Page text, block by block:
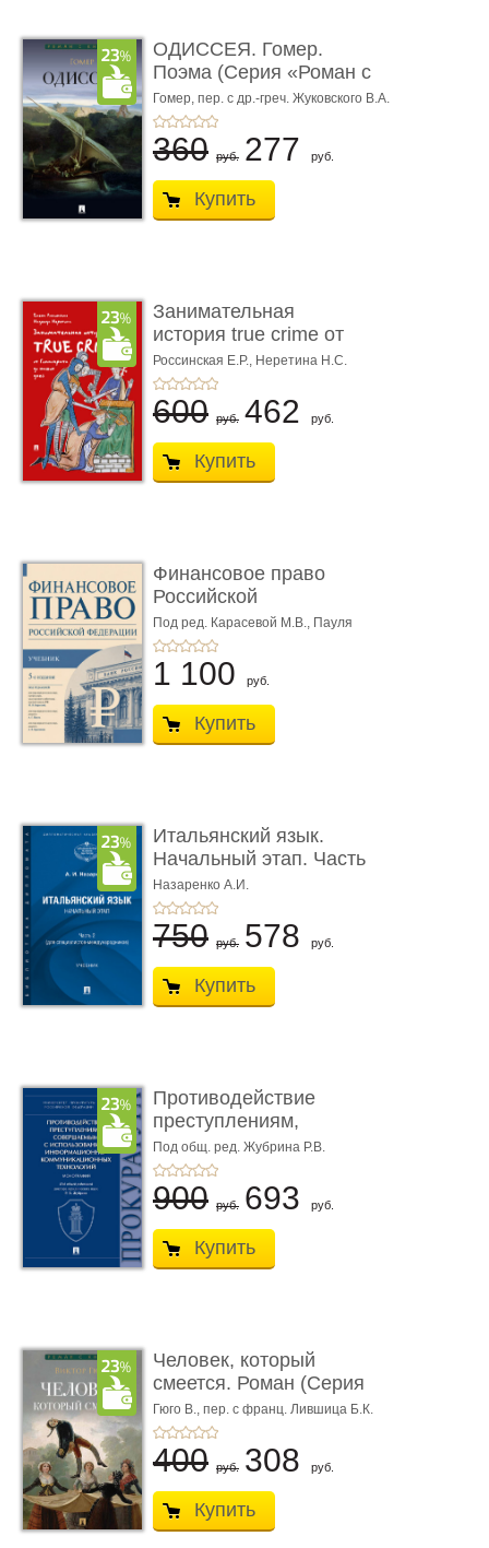
ОДИССЕЯ. Гомер.
Поэма (Серия «Роман с
книгой»)
Гомер, пер. с др.-греч. Жуковского В.А.
360 руб. 277 руб.
Купить
Занимательная
история true crime от
Гиппократа до � ...
Россинская Е.Р., Неретина Н.С.
600 руб. 462 руб.
Купить
Финансовое право
Российской
Федерации. 5-е изд�
...
Под ред. Карасевой М.В., Пауля
А.Г., Красюкова А.В.
1 100 руб.
Купить
Итальянский язык.
Начальный этап. Часть
2. Учеб� ...
Назаренко А.И.
750 руб. 578 руб.
Купить
Противодействие
преступлениям,
совершаемым с ...
Под общ. ред. Жубрина Р.В.
900 руб. 693 руб.
Купить
Человек, который
смеется. Роман (Серия
«Роман с ...
Гюго В., пер. с франц. Лившица Б.К.
400 руб. 308 руб.
Купить